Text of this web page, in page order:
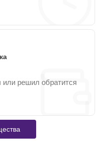
решил обратится